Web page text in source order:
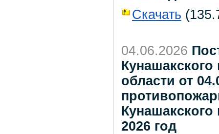
Скачать
04.06.2026
области от
Кунашакского
2026 год